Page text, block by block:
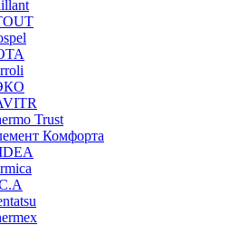
Trust
Комфорта